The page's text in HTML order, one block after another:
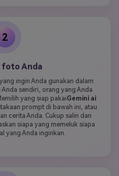
2
foto Anda
ingin Anda gunakan dalam
sendiri, orang yang Anda
yang siap pakaiGemini ai
prompt di bawah ini, atau
cerita Anda. Cukup salin dan
siapa yang memeluk siapa
yang Anda inginkan.